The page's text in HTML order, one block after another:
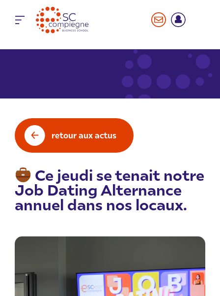
retour aux actus
Ce jeudi se tenait notre
Job Dating Alternance
annuel dans nos locaux.